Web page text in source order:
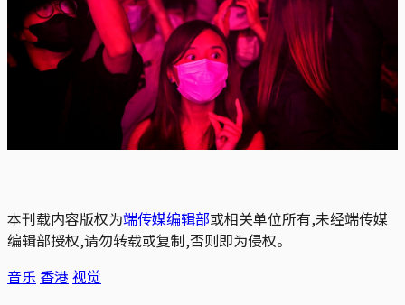
本刊载内容版权为端传媒编辑部或相关单位所有,未经端传媒
编辑部授权,请勿转载或复制,否则即为侵权。
音乐 香港 视觉